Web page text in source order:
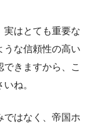
実はとても重要な
うな信頼性の高い
きますから、こ
ね。
ではなく、帝国ホ